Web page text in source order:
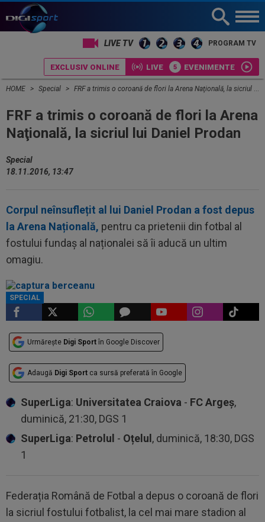
LIVE TV PROGRAM TV
EXCLUSIV ONLINE LIVE EVENIMENTE
HOME Special FRF a trimis o coroană de flori la Arena Naţională, la sicriul lui Daniel Prodan
FRF a trimis o coroană de flori la Arena
Naţională, la sicriul lui Daniel Prodan
Special
18.11.2016, 13:47
Corpul neînsuflețit al lui Daniel Prodan a fost depus
la Arena Națională, pentru ca prietenii din fotbal al
fostului fundaș al naționalei să îi aducă un ultim
omagiu.
SPECIAL
Urmărește Digi Sport în Google Discover
Adaugă Digi Sport ca sursă preferată în Google
SuperLiga: Universitatea Craiova - FC Argeș,
duminică, 21:30, DGS 1
SuperLiga: Petrolul - Oțelul , duminică, 18:30, DGS
1
Federația Română de Fotbal a depus o coroană de flori
la sicriul fostului fotbalist, la cel mai mare stadion al